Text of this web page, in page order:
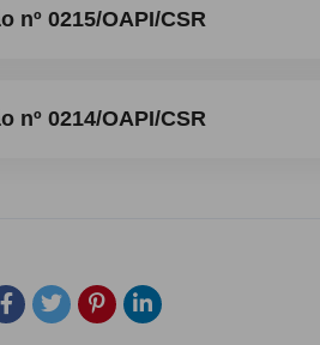
nº 0215/OAPI/CSR
nº 0214/OAPI/CSR